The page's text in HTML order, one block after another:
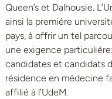
Queen’s et Dalhousie.
ainsi la première
pays, à offrir un tel
une exigence
candidates et candidats
résidence en médecine
affilié à l’UdeM.